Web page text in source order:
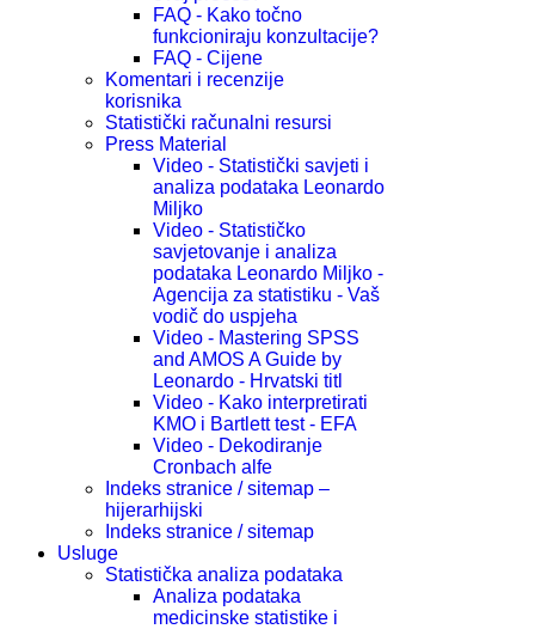
FAQ - Kako točno
funkcioniraju konzultacije?
FAQ - Cijene
Komentari i recenzije
korisnika
Statistički računalni resursi
Press Material
Video - Statistički savjeti i
analiza podataka Leonardo
Miljko
Video - Statističko
savjetovanje i analiza
podataka Leonardo Miljko -
Agencija za statistiku - Vaš
vodič do uspjeha
Video - Mastering SPSS
and AMOS A Guide by
Leonardo - Hrvatski titl
Video - Kako interpretirati
KMO i Bartlett test - EFA
Video - Dekodiranje
Cronbach alfe
Indeks stranice / sitemap –
hijerarhijski
Indeks stranice / sitemap
Usluge
Statistička analiza podataka
Analiza podataka
medicinske statistike i